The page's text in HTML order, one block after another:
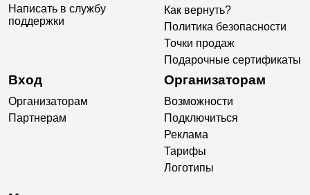
Написать в службу
поддержки
Как вернуть?
Политика безопасности
Точки продаж
Подарочные сертификаты
Вход
Организаторам
Партнерам
Организаторам
Возможности
Подключиться
Реклама
Тарифы
Логотипы